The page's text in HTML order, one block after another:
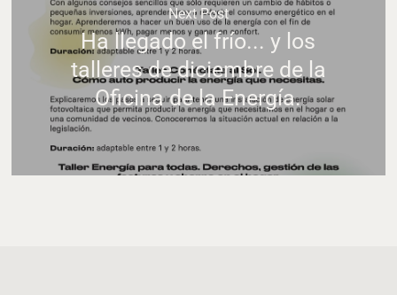
Next Post
Ha llegado el frío... y los
talleres de diciembre de la
Oficina de la Energía.